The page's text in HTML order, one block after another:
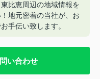
比恵周辺の地域情報を
地元密着の当社が、お
手伝い致します。
い合わせ